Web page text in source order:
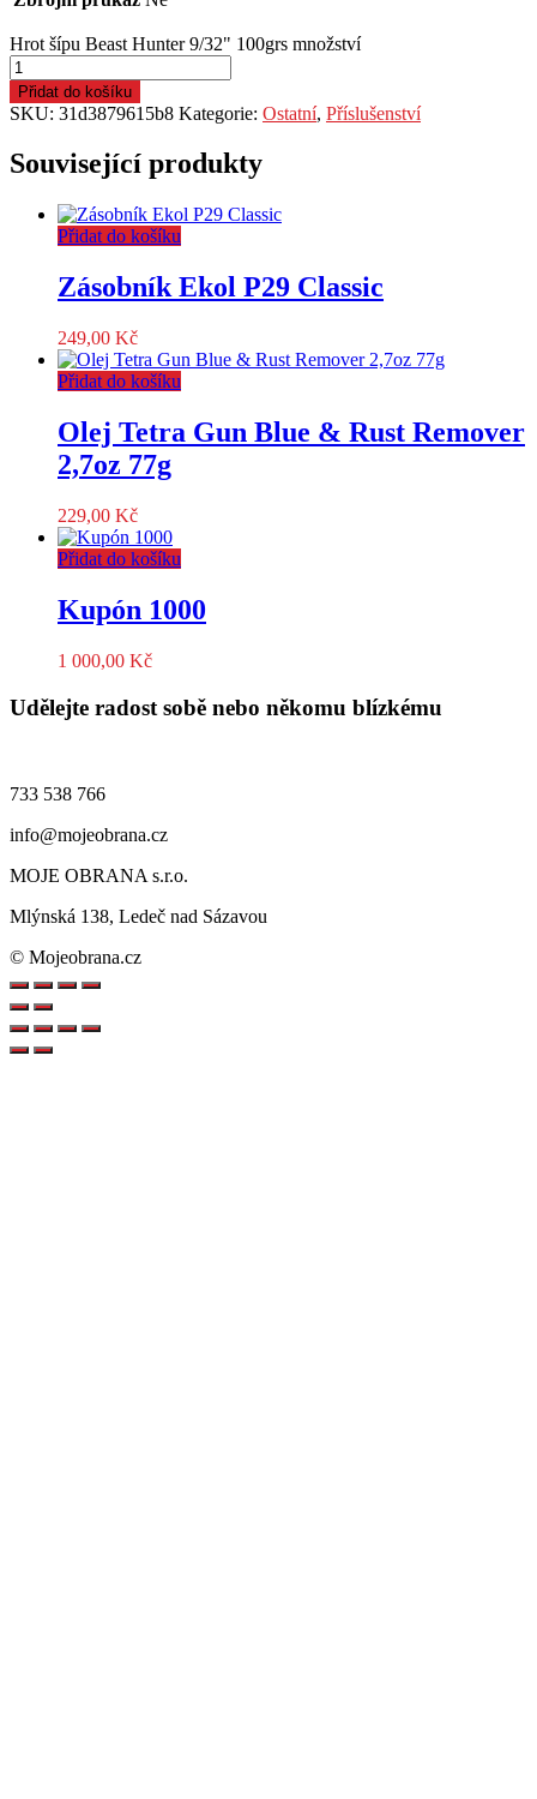
Hrot šípu Beast Hunter 9/32" 100grs množství
Přidat do košíku
SKU: 31d3879615b8 Kategorie: Ostatní, Příslušenství
Související produkty
Přidat do košíku
Zásobník Ekol P29 Classic
249,00 Kč
Přidat do košíku
Olej Tetra Gun Blue & Rust Remover
2,7oz 77g
229,00 Kč
Přidat do košíku
Kupón 1000
1 000,00 Kč
Udělejte radost sobě nebo někomu blízkému
733 538 766
info@mojeobrana.cz
MOJE OBRANA s.r.o.
Mlýnská 138, Ledeč nad Sázavou
© Mojeobrana.cz